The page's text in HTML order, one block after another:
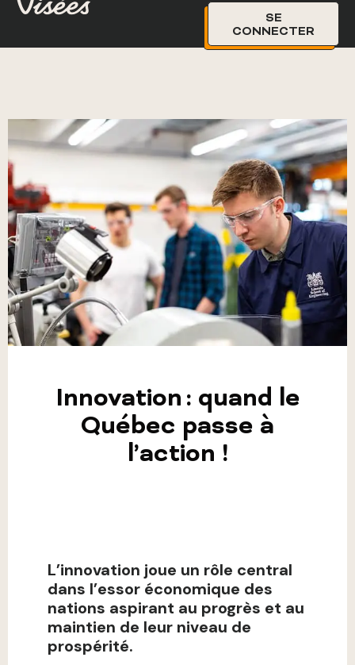
Le programme Visées s’est terminé le 31 mars 2026, mais la
CCMM et la FCCQ restent à l’affût d’opportunités en
rehaussement des compétences.
Nous recueillons vos besoins et priorités afin de mieux
SE
Innovation : quand le
Québec passe à
l’action !
L’innovation joue un rôle central
dans l’essor économique des
nations aspirant au progrès et au
maintien de leur niveau de
prospérité.